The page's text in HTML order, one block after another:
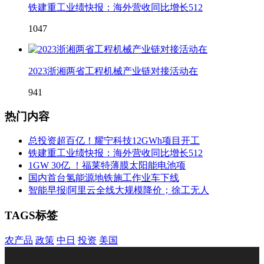
铁建重工业绩快报：海外营收同比增长512
1047
2023浙湘两省工程机械产业链对接活动在
941
热门内容
总投资超百亿！耀宁科技12GWh项目开工
铁建重工业绩快报：海外营收同比增长512
1GW 30亿 ！福莱特薄膜太阳能电池项
国内首台氢能源地铁施工作业车下线
智能早报|阿里云全线大规模降价；徐工无人
TAGS标签
农产品 政策 中日 投资 美国